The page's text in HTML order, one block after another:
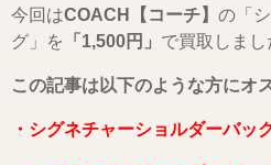
今回はCOACH【コーチ】 の「
グ」を
「1,500円」 で買取しまし
こ の記事は以下のような方にオ
・シグネチャーショルダーバッ